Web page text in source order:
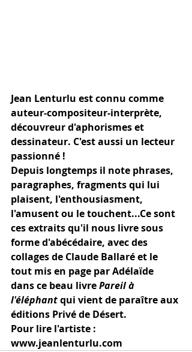
Jean Lenturlu est connu comme
auteur-compositeur-interprète,
découvreur d'aphorismes et
dessinateur. C'est aussi un lecteur
passionné !
Depuis longtemps il note phrases,
paragraphes, fragments qui lui
plaisent, l'enthousiasment,
l'amusent ou le touchent...Ce sont
ces extraits qu'il nous livre sous
forme d'abécédaire, avec des
collages de Claude Ballaré et le
tout mis en page par Adélaïde
dans ce beau livre Pareil à
l'éléphant qui vient de paraître aux
éditions Privé de Désert.
Pour lire l'artiste :
www.jeanlenturlu.com